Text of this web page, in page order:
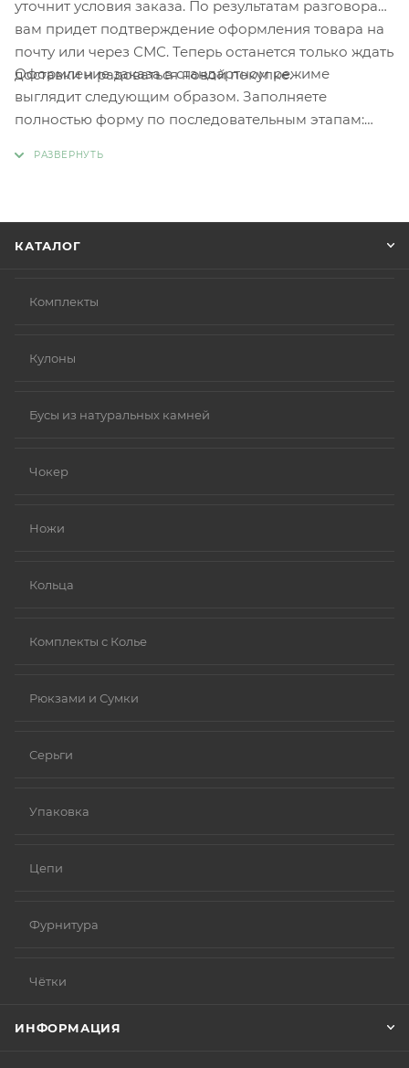
уточнит условия заказа. По результатам разговора
вам придет подтверждение оформления товара на
почту или через СМС. Теперь останется только ждать
доставки и радоваться новой покупке.
Оформление заказа в стандартном режиме
выглядит следующим образом. Заполняете
полностью форму по последовательным этапам:
КАТАЛОГ
Комплекты
Кулоны
Бусы из натуральных камней
Чокер
Ножи
Кольца
Комплекты с Колье
Рюкзами и Сумки
Серьги
Упаковка
Цепи
Фурнитура
Чётки
ИНФОРМАЦИЯ